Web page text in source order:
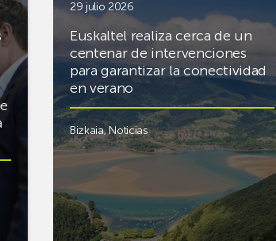
29 julio 2026
Euskaltel realiza cerca de un
centenar de intervenciones
para garantizar la conectividad
en verano
Bizkaia,Noticias